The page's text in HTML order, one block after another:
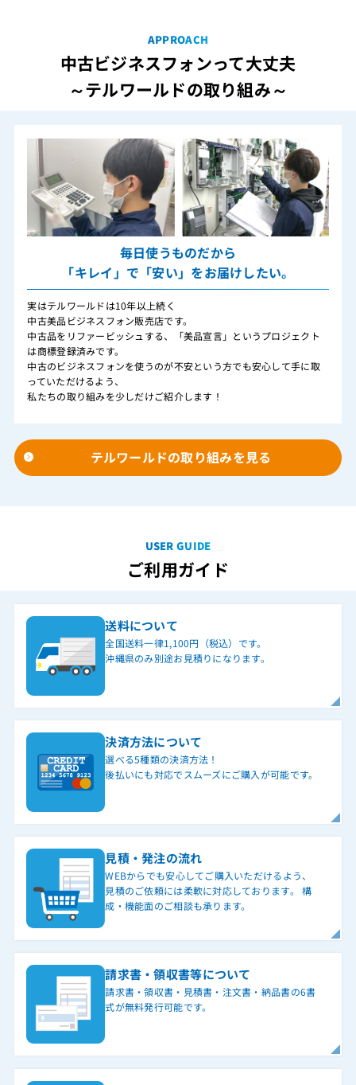
APPROACH
中古ビジネスフォンって大丈夫
～テルワールドの取り組み～
毎日使うものだから
「キレイ」で「安い」をお届けしたい。
実はテルワールドは10年以上続く
中古美品ビジネスフォン販売店です。
中古品をリファービッシュする、「美品宣言」というプロジェクト
は商標登録済みです。
中古のビジネスフォンを使うのが不安という方でも安心して手に取
っていただけるよう、
私たちの取り組みを少しだけご紹介します！
テルワールドの取り組みを見る
USER GUIDE
ご利用ガイド
送料について
全国送料一律1,100円（税込）です。
沖縄県のみ別途お見積りになります。
決済方法について
選べる5種類の決済方法！
後払いにも対応でスムーズにご購入が可能です。
見積・発注の流れ
WEBからでも安心してご購入いただけるよう、
見積のご依頼には柔軟に対応しております。 構
成・機能面のご相談も承ります。
請求書・領収書等について
請求書・領収書・見積書・注文書・納品書の6書
式が無料発行可能です。